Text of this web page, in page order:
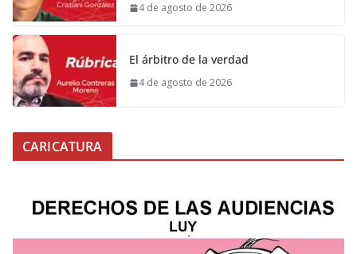
4 de agosto de 2026
El árbitro de la verdad
4 de agosto de 2026
CARICATURA